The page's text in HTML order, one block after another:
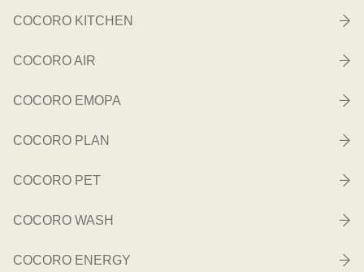
COCORO KITCHEN
COCORO AIR
COCORO EMOPA
COCORO PLAN
COCORO PET
COCORO WASH
COCORO ENERGY